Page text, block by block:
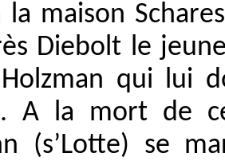
la maison
Diebolt le
qui lui
A la mort de
(s’Lotte) se